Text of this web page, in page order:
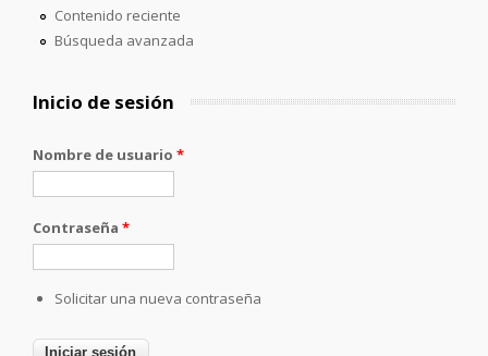
Contenido reciente
Búsqueda avanzada
Inicio de sesión
Nombre de usuario *
Contraseña *
Solicitar una nueva contraseña